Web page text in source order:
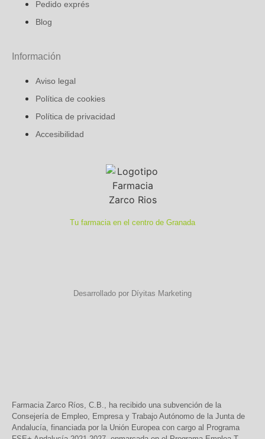
Pedido exprés
Blog
Información
Aviso legal
Política de cookies
Política de privacidad
Accesibilidad
Tu farmacia en el centro de Granada
Desarrollado por Díyitas Marketing
Farmacia Zarco Ríos, C.B., ha recibido una subvención de la
Consejería de Empleo, Empresa y Trabajo Autónomo de la Junta de
Andalucía, financiada por la Unión Europea con cargo al Programa